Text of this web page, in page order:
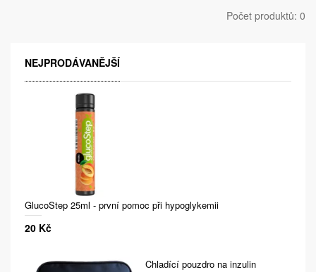
Počet produktů: 0
NEJPRODÁVANĚJŠÍ
GlucoStep 25ml - první pomoc při hypoglykemii
20 Kč
Chladící pouzdro na inzulin